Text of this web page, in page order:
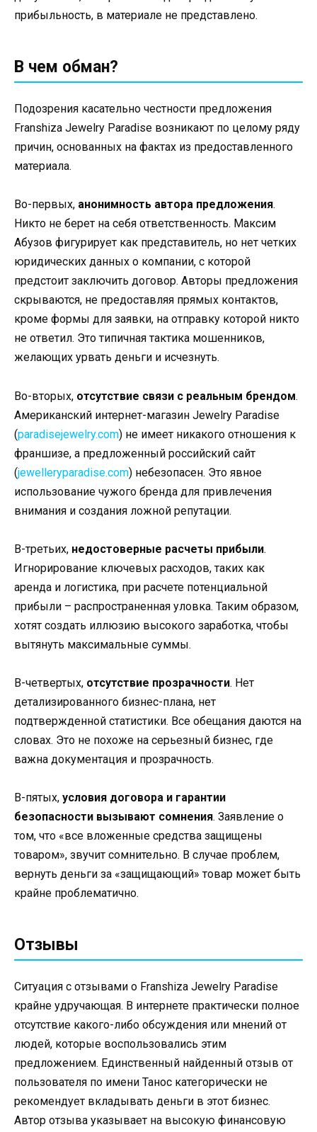
прибыльность, в материале не представлено.
В чем обман?
Подозрения касательно честности предложения
Franshiza Jewelry Paradise возникают по целому ряду
причин, основанных на фактах из предоставленного
материала.
Во-первых, анонимность автора предложения.
Никто не берет на себя ответственность. Максим
Абузов фигурирует как представитель, но нет четких
юридических данных о компании, с которой
предстоит заключить договор. Авторы предложения
скрываются, не предоставляя прямых контактов,
кроме формы для заявки, на отправку которой никто
не ответил. Это типичная тактика мошенников,
желающих урвать деньги и исчезнуть.
Во-вторых, отсутствие связи с реальным брендом.
Американский интернет-магазин Jewelry Paradise
(paradisejewelry.com) не имеет никакого отношения к
франшизе, а предложенный российский сайт
(jewelleryparadise.com) небезопасен. Это явное
использование чужого бренда для привлечения
внимания и создания ложной репутации.
В-третьих, недостоверные расчеты прибыли.
Игнорирование ключевых расходов, таких как
аренда и логистика, при расчете потенциальной
прибыли – распространенная уловка. Таким образом,
хотят создать иллюзию высокого заработка, чтобы
вытянуть максимальные суммы.
В-четвертых, отсутствие прозрачности. Нет
детализированного бизнес-плана, нет
подтвержденной статистики. Все обещания даются на
словах. Это не похоже на серьезный бизнес, где
важна документация и прозрачность.
В-пятых, условия договора и гарантии
безопасности вызывают сомнения. Заявление о
том, что «все вложенные средства защищены
товаром», звучит сомнительно. В случае проблем,
вернуть деньги за «защищающий» товар может быть
крайне проблематично.
Отзывы
Ситуация с отзывами о Franshiza Jewelry Paradise
крайне удручающая. В интернете практически полное
отсутствие какого-либо обсуждения или мнений от
людей, которые воспользовались этим
предложением. Единственный найденный отзыв от
пользователя по имени Танос категорически не
рекомендует вкладывать деньги в этот бизнес.
Автор отзыва указывает на высокую финансовую